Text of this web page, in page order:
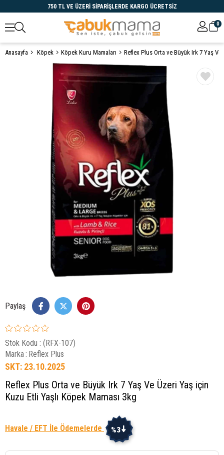
750 TL VE ÜZERİ SİPARİŞLERDE KARGO ÜCRETSİZ
0
Anasayfa Köpek Köpek Kuru Mamaları
Paylaş
Stok Kodu
(RFX-107)
Marka: Reflex Plus
SKT: 23.10.2025
Reflex Plus Orta ve Büyük Irk 7 Yaş Ve Üzeri Yaş için
Kuzu Etli Yaşlı Köpek Maması 3kg
Havale / EFT İle Ödemelerde %3
Öne Çıkanlar